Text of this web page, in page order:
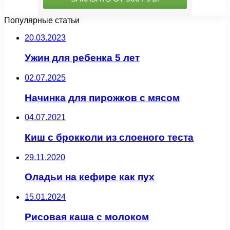
Популярные статьи
20.03.2023
Ужин для ребенка 5 лет
02.07.2025
Начинка для пирожков с мясом
04.07.2021
Киш с брокколи из слоеного теста
29.11.2020
Оладьи на кефире как пух
15.01.2024
Рисовая каша с молоком